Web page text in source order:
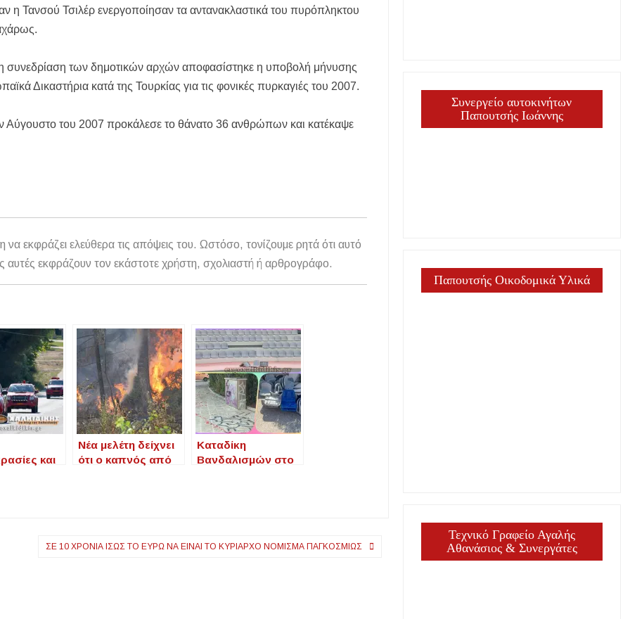
ΓΙΑ ΤΗ ΔΙΑΒΡΩΣΗ, ΟΧΙ ΑΠΟΣΠΑΣΜΑΤΙΚΕΣ ΠΑΡΕΜΒΑΣΕΙΣ
εργασίας στον Δήμο Αριστοτέλη – Ποιες ειδικότητες ζητούνται
πριν τις 8 το βράδυ
ευρώ
η Τανσού Τσιλέρ ενεργοποίησαν τα αντανακλαστικά του πυρόπληκτου
συνεδρίαση των δημοτικών αρχών αποφασίστηκε η υποβολή μήνυσης
Δικαστήρια κατά της Τουρκίας για τις φονικές πυρκαγιές του 2007.
Αύγουστο του 2007 προκάλεσε το θάνατο 36 ανθρώπων και κατέκαψε
εκφράζει ελεύθερα τις απόψεις του. Ωστόσο, τονίζουμε ρητά ότι αυτό
αυτές εκφράζουν τον εκάστοτε χρήστη, σχολιαστή ή αρθρογράφο.
και
Νέα μελέτη δείχνει
ότι ο καπνός από
Καταδίκη
Βανδαλισμών στο
ΣΕ 10 ΧΡΌΝΙΑ ΊΣΩΣ ΤΟ ΕΥΡΏ ΝΑ ΕΊΝΑΙ ΤΟ ΚΥΡΊΑΡΧΟ ΝΌΜΙΣΜΑ ΠΑΓΚΟΣΜΊΩΣ
Συνεργείο αυτοκινήτων
Παπουτσής Ιωάννης
Παπουτσής Οικοδομικά Υλικά
Τεχνικό Γραφείο Αγαλής
Αθανάσιος & Συνεργάτες